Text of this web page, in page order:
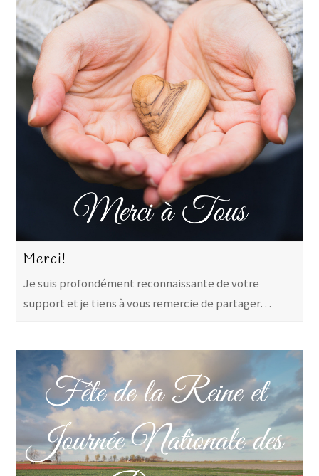
Merci!
Je suis profondément reconnaissante de votre
support et je tiens à vous remercie de partager…